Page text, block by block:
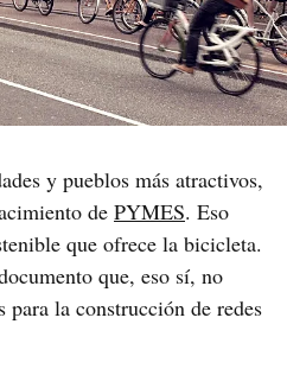
y pueblos más atractivos,
de PYMES. Eso
que ofrece la bicicleta.
que, eso sí, no
para la construcción de redes